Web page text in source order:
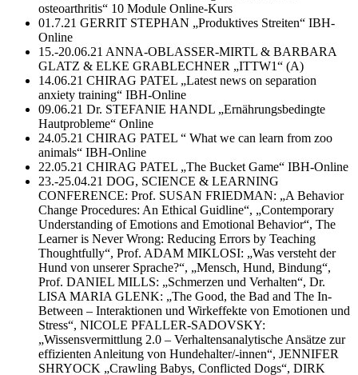
osteoarthritis“ 10 Module Online-Kurs
01.7.21 GERRIT STEPHAN „Produktives Streiten“ IBH-
Online
15.-20.06.21 ANNA-OBLASSER-MIRTL & BARBARA
GLATZ & ELKE GRABLECHNER „ITTW1“ (A)
14.06.21 CHIRAG PATEL „Latest news on separation
anxiety training“ IBH-Online
09.06.21 Dr. STEFANIE HANDL „Ernährungsbedingte
Hautprobleme“ Online
24.05.21 CHIRAG PATEL “ What we can learn from zoo
animals“ IBH-Online
22.05.21 CHIRAG PATEL „The Bucket Game“ IBH-Online
23.-25.04.21 DOG, SCIENCE & LEARNING
CONFERENCE: Prof. SUSAN FRIEDMAN: „A Behavior
Change Procedures: An Ethical Guidline“, „Contemporary
Understanding of Emotions and Emotional Behavior“, The
Learner is Never Wrong: Reducing Errors by Teaching
Thoughtfully“, Prof. ADAM MIKLOSI: „Was versteht der
Hund von unserer Sprache?“, „Mensch, Hund, Bindung“,
Prof. DANIEL MILLS: „Schmerzen und Verhalten“, Dr.
LISA MARIA GLENK: „The Good, the Bad and The In-
Between – Interaktionen und Wirkeffekte von Emotionen und
Stress“, NICOLE PFALLER-SADOVSKY:
„Wissensvermittlung 2.0 – Verhaltensanalytische Ansätze zur
effizienten Anleitung von Hundehalter/-innen“, JENNIFER
SHRYOCK „Crawling Babys, Conflicted Dogs“, DIRK